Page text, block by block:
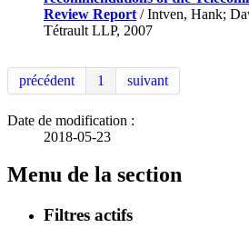
Review Report / Intven, Hank;
Tétrault LLP, 2007
précédent 1 suivant
Date de modification :
2018-05-23
Menu de la section
Filtres actifs